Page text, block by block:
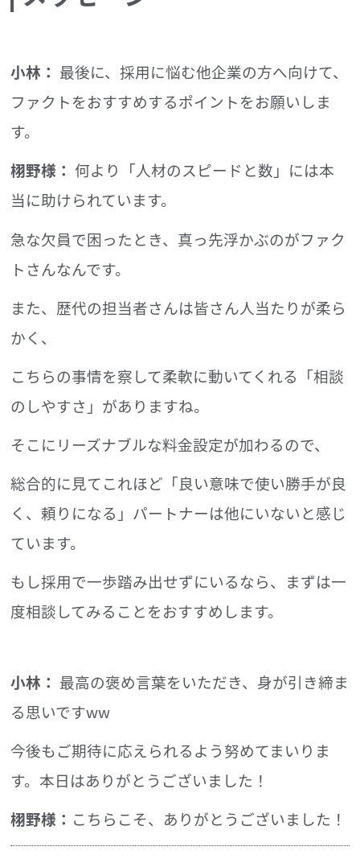
小林： 最後に、採用に悩む他企業の方へ向けて、
ファクトをおすすめするポイントをお願いしま
す。
栩野様： 何より「人材のスピードと数」には本
当に助けられています。
急な欠員で困ったとき、真っ先浮かぶのがファク
トさんなんです。
また、歴代の担当者さんは皆さん人当たりが柔ら
かく、
こちらの事情を察して柔軟に動いてくれる「相談
のしやすさ」がありますね。
そこにリーズナブルな料金設定が加わるので、
総合的に見てこれほど「良い意味で使い勝手が良
く、頼りになる」 パートナーは他にいないと感じ
ています。
もし採用で一歩踏み出せずにいるなら、まずは一
度相談してみることをおすすめします。
小林： 最高の褒め言葉をいただき、身が引き締ま
る思いですww
今後もご期待に応えられるよう努めてまいりま
す。本日はありがとうございました！
栩野様： こちらこそ、ありがとうございました！